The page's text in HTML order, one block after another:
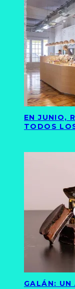
EN JUNIO,
TODOS
GALÁN: